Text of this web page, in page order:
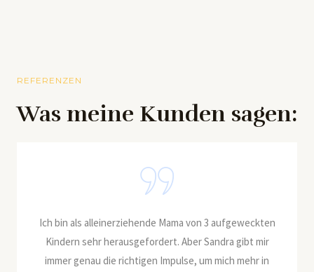
REFERENZEN
Was meine Kunden sagen:
Mama von 3 aufgeweckten
Aber Sandra gibt mir
Impulse, um mich mehr in
Mir hat das klare Konzept,
die anschauliche
motiviert, meinen